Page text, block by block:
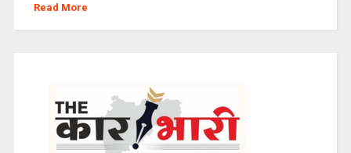
Read More